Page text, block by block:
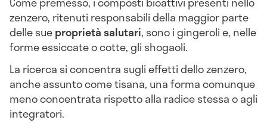
zenzero, ritenuti responsabili della maggior parte
delle sueproprietà salutari, sono i gingeroli e, nelle
forme essiccate o cotte, gli shogaoli.
La ricerca si concentra sugli effetti dello zenzero,
anche assunto come tisana, una forma comunque
meno concentrata rispetto alla radice stessa o agli
integratori.